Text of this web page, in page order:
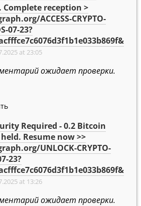
Complete reception >
ACCESS-CRYPTO-
07-23?
at 23:05
ожидает проверки.
Required - 0.2 Bitcoin
Resume now >>
UNLOCK-CRYPTO-
23?
at 13:26
ожидает проверки.